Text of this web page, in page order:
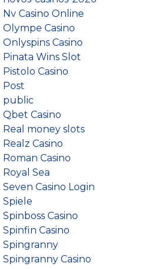
Nv Casino Online
Olympe Casino
Onlyspins Casino
Pinata Wins Slot
Pistolo Casino
Post
public
Qbet Casino
Real money slots
Realz Casino
Roman Casino
Royal Sea
Seven Casino Login
Spiele
Spinboss Casino
Spinfin Casino
Spingranny
Spingranny Casino